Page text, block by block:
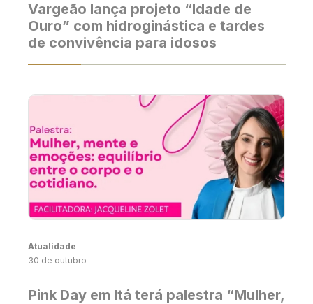
Vargeão lança projeto “Idade de
Ouro” com hidroginástica e tardes
de convivência para idosos
Atualidade
30 de outubro
Pink Day em Itá terá palestra “Mulher,